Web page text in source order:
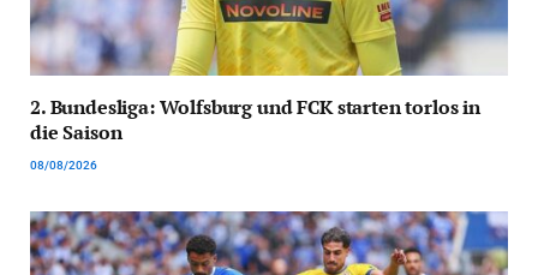
2. Bundesliga: Wolfsburg und FCK starten torlos in
die Saison
08/08/2026